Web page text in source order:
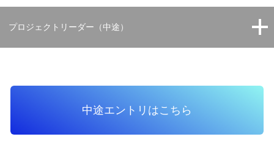
プロジェクトリーダー（中途）
中途エントリはこちら